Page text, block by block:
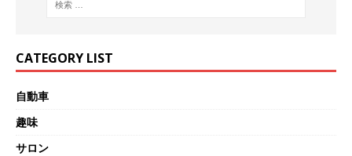
CATEGORY LIST
自動車
趣味
サロン